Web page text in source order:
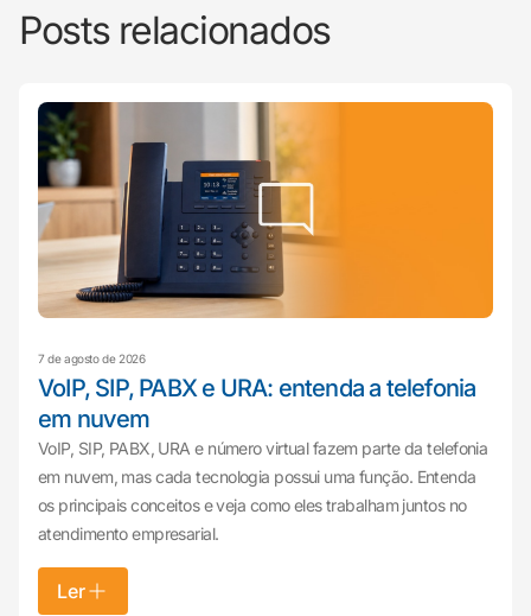
Posts relacionados
7 de agosto de 2026
VoIP, SIP, PABX e URA: entenda a telefonia
em nuvem
VoIP, SIP, PABX, URA e número virtual fazem parte da telefonia
em nuvem, mas cada tecnologia possui uma função. Entenda
os principais conceitos e veja como eles trabalham juntos no
atendimento empresarial.
Ler